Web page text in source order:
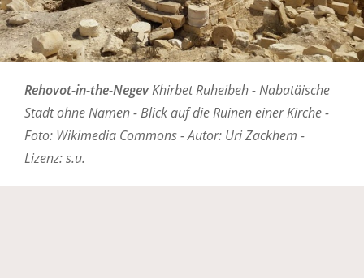
Rehovot-in-the-NegevKhirbet Ruheibeh - Nabatäische
Stadt ohne Namen - Blick auf die Ruinen einer Kirche -
Foto: Wikimedia Commons - Autor: Uri Zackhem -
Lizenz: s.u.